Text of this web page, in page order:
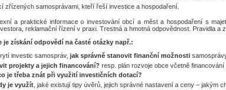
zřízených samosprávami, kteří řeší investice a hospodaření.
a praktické informace o investování obcí a měst a hospodaření s
reklamační řízení v praxi. Trestná a hmotná odpovědnost. Pravidla a
je získání odpovědí na časté otázky např.:
investic samospráv,jak správně stanovit finanční možnosti
projekty a jejich financování? resp. plán rozvoje obce včetně financování
je třeba znát při využití investičních dotací?
je využít , jaké existují tipy úvěrů, jejich správné nastavení a ceny – jakým